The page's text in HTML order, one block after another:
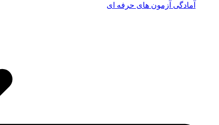
آمادگی آزمون های حرفه ای